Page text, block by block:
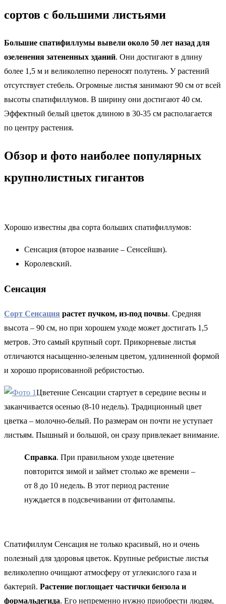
сортов с большими листьями
Большие спатифиллумы вывели около 50 лет назад для
озеленения затененных зданий. Они достигают в длину
более 1,5 м и великолепно переносят полутень. У растений
отсутствует стебель. Огромные листья занимают 90 см от всей
высоты спатифиллумов. В ширину они достигают 40 см.
Эффектный белый цветок длиною в 30-35 см располагается
по центру растения.
Обзор и фото наиболее популярных
крупнолистных гигантов
Хорошо известны два сорта больших спатифиллумов:
Сенсация (второе название – Сенсейшн).
Королевский.
Сенсация
Сорт Сенсация растет пучком, из-под почвы. Средняя
высота – 90 см, но при хорошем уходе может достигать 1,5
метров. Это самый крупный сорт. Прикорневые листья
отличаются насыщенно-зеленым цветом, удлиненной формой
и хорошо прорисованной ребристостью.
Цветение Сенсации стартует в середине весны и
заканчивается осенью (8-10 недель). Традиционный цвет
цветка – молочно-белый. По размерам он почти не уступает
листьям. Пышный и большой, он сразу привлекает внимание.
Справка. При правильном уходе цветение
повторится зимой и займет столько же времени –
от 8 до 10 недель. В этот период растение
нуждается в подсвечивании от фитолампы.
Спатифиллум Сенсация не только красивый, но и очень
полезный для здоровья цветок. Крупные ребристые листья
великолепно очищают атмосферу от углекислого газа и
бактерий. Растение поглощает частички бензола и
формальдегида. Его непременно нужно приобрести людям,